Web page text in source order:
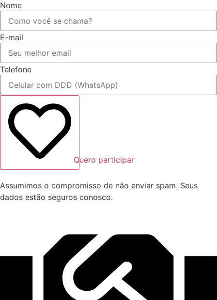
Nome
E-mail
Telefone
Quero participar
Assumimos o compromisso de não enviar spam. Seus
dados estão seguros conosco.